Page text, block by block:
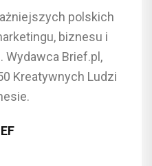
polskich
biznesu i
Brief.pl,
Kreatywnych Ludzi